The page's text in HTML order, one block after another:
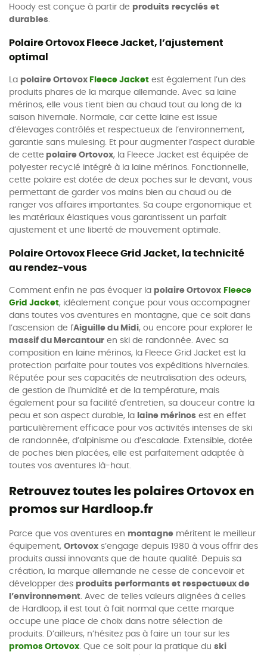
Hoody est conçue à partir de produits recyclés et
durables.
Polaire Ortovox Fleece Jacket, l’ajustement
optimal
La polaire Ortovox Fleece Jacket est également l’un des
produits phares de la marque allemande. Avec sa laine
mérinos, elle vous tient bien au chaud tout au long de la
saison hivernale. Normale, car cette laine est issue
d’élevages contrôlés et respectueux de l’environnement,
garantie sans mulesing. Et pour augmenter l’aspect durable
de cette polaire Ortovox, la Fleece Jacket est équipée de
polyester recyclé intégré à la laine mérinos. Fonctionnelle,
cette polaire est dotée de deux poches sur le devant, vous
permettant de garder vos mains bien au chaud ou de
ranger vos affaires importantes. Sa coupe ergonomique et
les matériaux élastiques vous garantissent un parfait
ajustement et une liberté de mouvement optimale.
Polaire Ortovox Fleece Grid Jacket, la technicité
au rendez-vous
Comment enfin ne pas évoquer la polaire Ortovox Fleece
Grid Jacket, idéalement conçue pour vous accompagner
dans toutes vos aventures en montagne, que ce soit dans
l’ascension de l'Aiguille du Midi, ou encore pour explorer le
massif du Mercantour en ski de randonnée. Avec sa
composition en laine mérinos, la Fleece Grid Jacket est la
protection parfaite pour toutes vos expéditions hivernales.
Réputée pour ses capacités de neutralisation des odeurs,
de gestion de l'humidité et de la température, mais
également pour sa facilité d'entretien, sa douceur contre la
peau et son aspect durable, la laine mérinos est en effet
particulièrement efficace pour vos activités intenses de ski
de randonnée, d’alpinisme ou d’escalade. Extensible, dotée
de poches bien placées, elle est parfaitement adaptée à
toutes vos aventures là-haut.
Retrouvez toutes les polaires Ortovox en
promos sur Hardloop.fr
Parce que vos aventures en montagne méritent le meilleur
équipement, Ortovox s’engage depuis 1980 à vous offrir des
produits aussi innovants que de haute qualité. Depuis sa
création, la marque allemande ne cesse de concevoir et
développer des produits performants et respectueux de
l’environnement. Avec de telles valeurs alignées à celles
de Hardloop, il est tout à fait normal que cette marque
occupe une place de choix dans notre sélection de
produits. D’ailleurs, n’hésitez pas à faire un tour sur les
promos Ortovox. Que ce soit pour la pratique du ski